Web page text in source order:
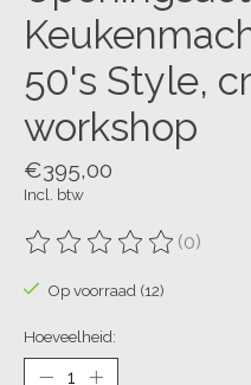
50's Style,
workshop
€395,00
Incl. btw
De beoordeling van dit
(0)
Op voorraad (12)
Hoeveelheid: